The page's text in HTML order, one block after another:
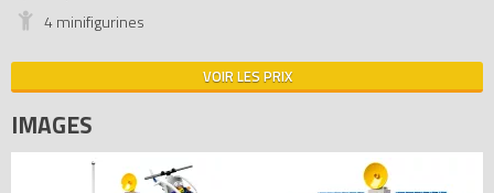
4 minifigurines
VOIR LES PRIX
IMAGES